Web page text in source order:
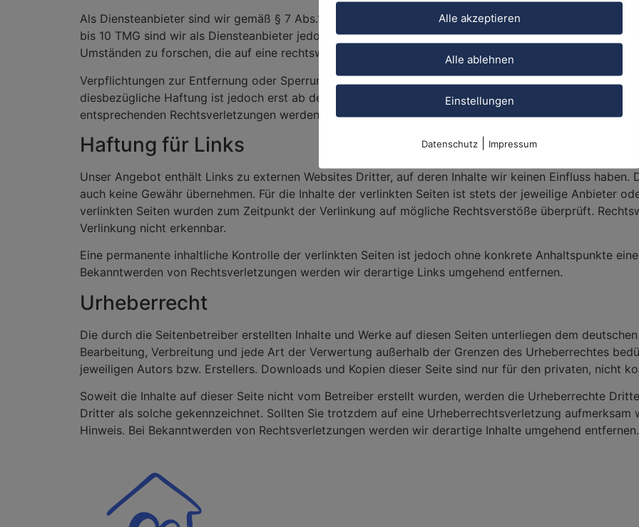
Als Diensteanbieter sind wir gemäß § 7 Abs.1 TMG für eigene Inhalte auf diesen Seiten nach den
bis 10 TMG sind wir als Diensteanbieter jedoch nicht verpflichtet, übermittelte oder gespeicherte
Umständen zu forschen, die auf eine rechtswidrige Tätigkeit hinweisen.
Verpflichtungen zur Entfernung oder Sperrung der Nutzung von Informationen nach den allgemeinen
diesbezügliche Haftung ist jedoch erst ab dem Zeitpunkt der Kenntnis einer konkreten
entsprechenden Rechtsverletzungen werden wir diese Inhalte umgehend entfernen.
Haftung für Links
Unser Angebot enthält Links zu externen Websites Dritter, auf deren Inhalte wir keinen Einfluss
auch keine Gewähr übernehmen. Für die Inhalte der verlinkten Seiten ist stets der jeweilige Anbieter
verlinkten Seiten wurden zum Zeitpunkt der Verlinkung auf mögliche Rechtsverstöße überprüft.
Verlinkung nicht erkennbar.
Eine permanente inhaltliche Kontrolle der verlinkten Seiten ist jedoch ohne konkrete Anhaltspunkte
Bekanntwerden von Rechtsverletzungen werden wir derartige Links umgehend entfernen.
Urheberrecht
Die durch die Seitenbetreiber erstellten Inhalte und Werke auf diesen Seiten unterliegen dem
Bearbeitung, Verbreitung und jede Art der Verwertung außerhalb der Grenzen des Urheberrechtes
jeweiligen Autors bzw. Erstellers. Downloads und Kopien dieser Seite sind nur für den privaten, nicht
Soweit die Inhalte auf dieser Seite nicht vom Betreiber erstellt wurden, werden die Urheberrechte
Dritter als solche gekennzeichnet. Sollten Sie trotzdem auf eine Urheberrechtsverletzung aufmerksam
Hinweis. Bei Bekanntwerden von Rechtsverletzungen werden wir derartige Inhalte umgehend entfernen.
Alle akzeptieren
Alle ablehnen
Einstellungen
Datenschutz Impressum